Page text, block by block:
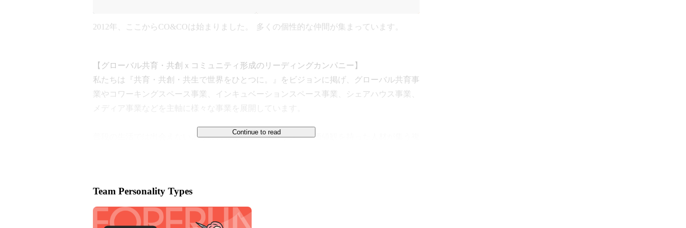
2012年、ここからCO&COは始まりました。 多くの個性的な仲間が集まっています。
【グローバル共育・共創ｘコミュニティ形成のリーディングカンパニー】
私たちは『共育・共創・共生で世界をひとつに。』をビジョンに掲げ、グローバル共育事
業やコワーキングスペース事業、インキュベーションスペース事業、シェアハウス事業、
メディア事業などを主軸に様々な事業を展開しています。
普段の生活では出会えないような異なるバックグラウンドや価値観を持った人材が集う複
日本に「異文化共生」を根付かせるための一歩目として、
● 外国人の日本へのチャレンジ、日本人の海外へのチャレンジを加速していきたい
Continue to read
Team Personality Types